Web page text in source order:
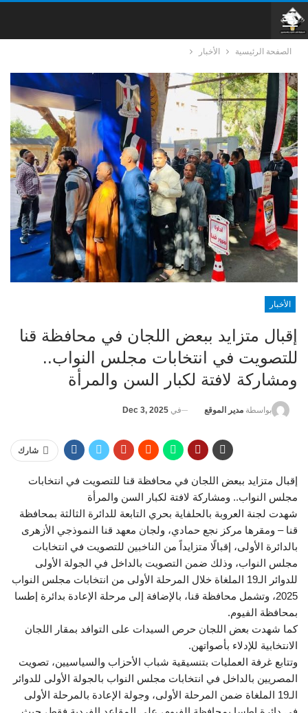
الصفحة الرئيسية الأخبار
الأخبار
إقبال متزايد ببعض اللجان في محافظة قنا
للتصويت في انتخابات مجلس النواب..
ومشاركة لافتة لكبار السن والمرأة
بواسطة مدير الموقع في Dec 3, 2025
شارك
إقبال متزايد ببعض اللجان في محافظة قنا للتصويت في انتخابات
مجلس النواب.. ومشاركة لافتة لكبار السن والمرأة
شهدت لجنة العروبة بالحلفاية بحري التابعة للدائرة الثالثة بمحافظة
قنا – ومقرها مركز نجع حمادي، ولجان معهد قنا النموذجي الأزهرى
بالدائرة الأولى، إقبالًا متزايداً من الناخبين للتصويت في انتخابات
مجلس النواب، وذلك ضمن التصويت بالداخل في الجولة الأولى
للدوائر الـ19 الملغاة خلال المرحلة الأولى من انتخابات مجلس النواب
2025، وتشمل محافظة قنا، بالإضافة إلى مرحلة الإعادة بدائرة إطسا
بمحافظة الفيوم.
كما شهدت بعض اللجان حرص السيدات على التوافد بمقار اللجان
الانتخابية للإدلاء بأصواتهن.
وتتابع غرفة العمليات بتنسيقية شباب الأحزاب والسياسيين، تصويت
المصريين بالداخل في انتخابات مجلس النواب بالجولة الأولى للدوائر
الـ19 الملغاة ضمن المرحلة الأولى، وجولة الإعادة بالمرحلة الأولى